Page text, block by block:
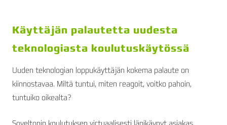
Käyttäjän palautetta uudesta
teknologiasta koulutuskäytössä
Uuden teknologian loppukäyttäjän kokema palaute on
kiinnostavaa. Miltä tuntui, miten reagoit, voitko pahoin,
tuntuiko oikealta?